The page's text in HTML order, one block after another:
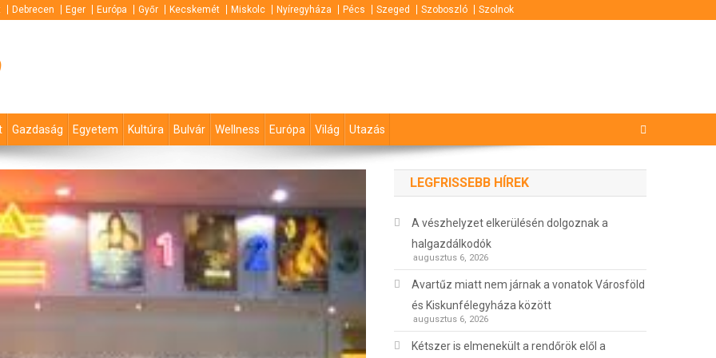
Debrecen Eger Európa Győr Kecskemét Miskolc Nyíregyháza Pécs Szeged Szoboszló Szolnok
Gazdaság Egyetem Kultúra Bulvár Wellness Európa Világ Utazás
LEGFRISSEBB HÍREK
A vészhelyzet elkerülésén dolgoznak a
halgazdálkodók
augusztus 6, 2026
Avartűz miatt nem járnak a vonatok Városföld
és Kiskunfélegyháza között
augusztus 6, 2026
Kétszer is elmenekült a rendőrök elől a